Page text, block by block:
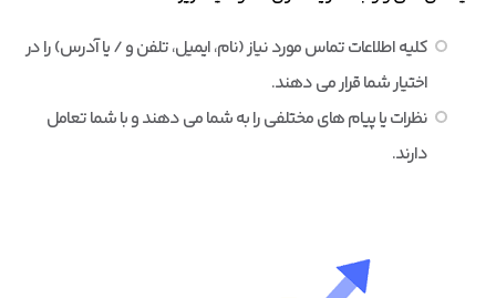
کلیه اطلاعات تماس مورد نیاز (نام، ایمیل، تلفن و / یا آدرس) را در
اختیار شما قرار می دهند.
نظرات یا پیام های مختلفی را به شما می دهند و با شما تعامل
دارند.